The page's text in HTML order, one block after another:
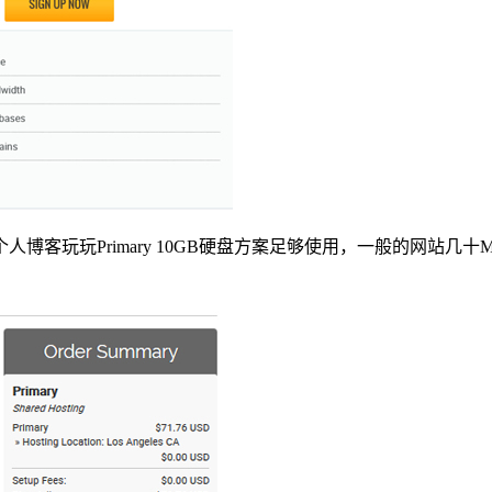
博客玩玩Primary 10GB硬盘方案足够使用，一般的网站几十